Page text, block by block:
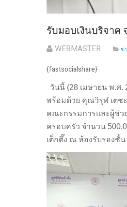
รับมอบเงินบริจา
WEBMASTER ข่
{fastsocialshare}
วันนี้ (28 เมษายน พ.ศ.
พร้อมด้วย คุณวิรุฬ เตช
คณะกรรมการและผู้ช่ว
ครอบครัว จำนวน
เต็กตึ๊ง ณ ห้องรับรองชั้